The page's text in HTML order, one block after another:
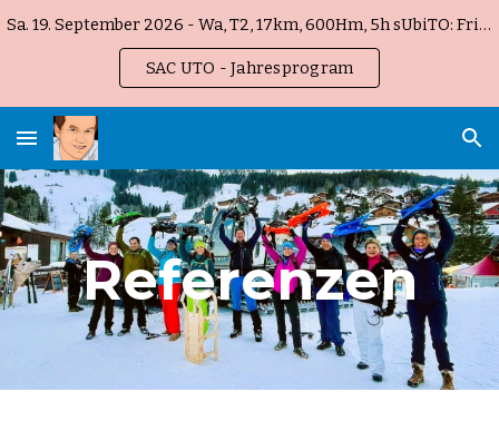
Sa. 19. September 2026 - Wa, T2, 17km, 600Hm, 5h sUbiTO: Fribourg Gottéron !
SAC UTO - Jahresprogram
Referenzen